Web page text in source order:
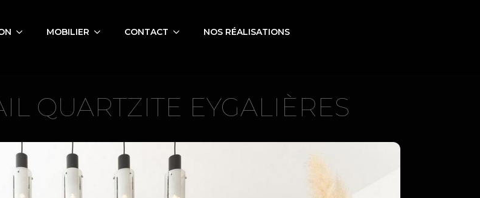
MOBILIER CONTACT NOS RÉALISATIONS
QUARTZITE EYGALIÈRES